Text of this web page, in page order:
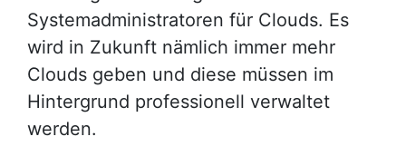
Systemadministratoren für Clouds. Es
wird in Zukunft nämlich immer mehr
Clouds geben und diese müssen im
Hintergrund professionell verwaltet
werden.